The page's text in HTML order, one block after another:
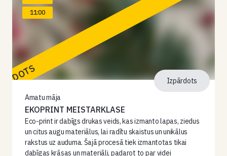
11:00
Amatu māja
EKOPRINT MEISTARKLASE
Eco-print ir dabīgs drukas veids, kas izmanto lapas, ziedus
un citus augu materiālus, lai radītu skaistus un unikālus
rakstus uz auduma. Šajā procesā tiek izmantotas tikai
dabīgas krāsas un materiāli, padarot to par videi
Izpārdots